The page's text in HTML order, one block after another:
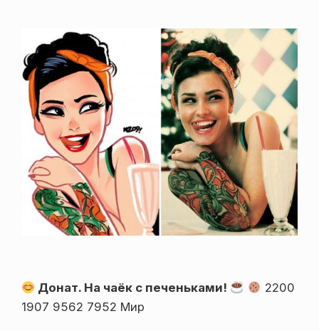
Донат. На чаёк с печеньками!
2200
1907 9562 7952 Мир